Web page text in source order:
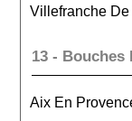
Villefranche
13 - Bouches
Aix En